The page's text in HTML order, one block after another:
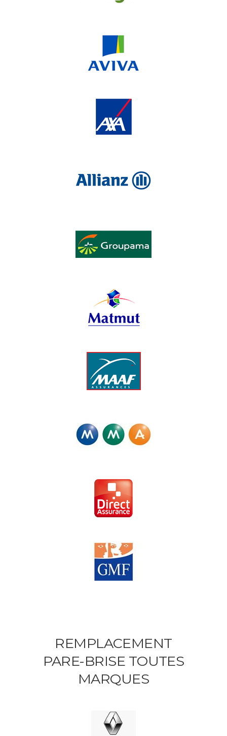
REMPLACEMENT
PARE-BRISE TOUTES
MARQUES